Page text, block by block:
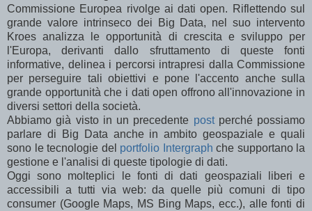
Commissione Europea rivolge ai dati open. Riflettendo sul
grande valore intrinseco dei Big Data, nel suo intervento
Kroes analizza le opportunità di crescita e sviluppo per
l'Europa, derivanti dallo sfruttamento di queste fonti
informative, delinea i percorsi intrapresi dalla Commissione
per perseguire tali obiettivi e pone l'accento anche sulla
grande opportunità che i dati open offrono all'innovazione in
diversi settori della società.
Abbiamo già visto in un precedente postperché possiamo
parlare di Big Data anche in ambito geospaziale e quali
sono le tecnologie del portfolio Intergraph che supportano la
gestione e l'analisi di queste tipologie di dati.
Oggi sono molteplici le fonti di dati geospaziali liberi e
accessibili a tutti via web: da quelle più comuni di tipo
consumer (Google Maps, MS Bing Maps, ecc.), alle fonti di